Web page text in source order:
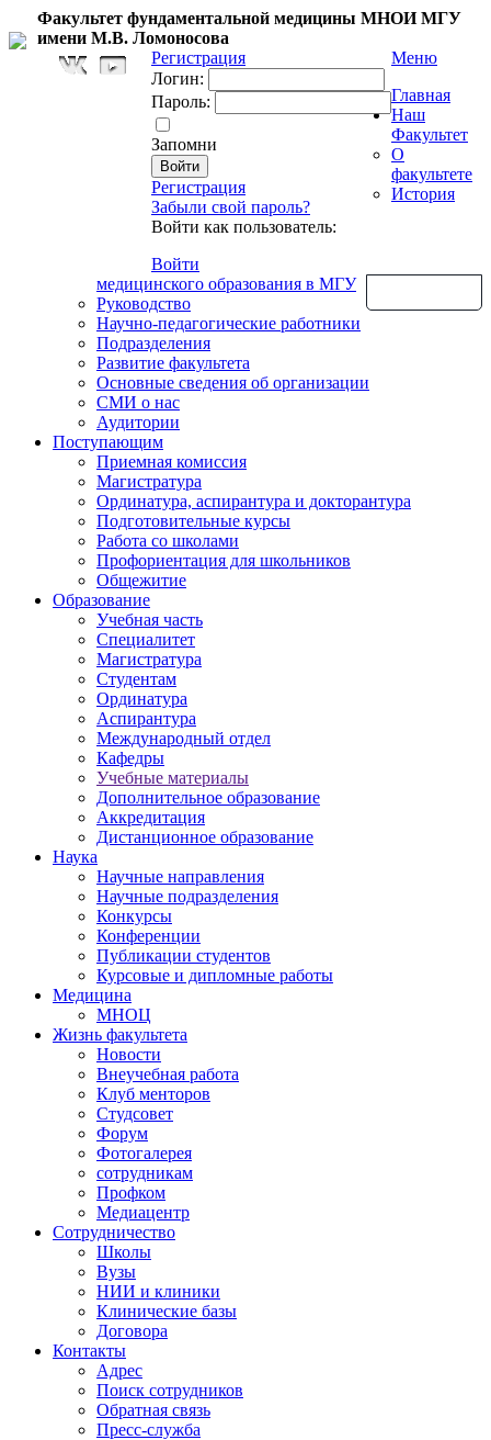
Факультет фундаментальной медицины МНОИ МГУ
имени М.В. Ломоносова
Регистрация
Логин:
Пароль:
Запомни
Регистрация
Забыли свой пароль?
Войти как пользователь:
Войти
Меню
Главная
Наш
Факультет
О
факультете
История
медицинского образования в МГУ
Руководство
Научно-педагогические работники
Подразделения
Развитие факультета
Основные сведения об организации
СМИ о нас
Аудитории
Поступающим
Приемная комиссия
Магистратура
Ординатура, аспирантура и докторантура
Подготовительные курсы
Работа со школами
Профориентация для школьников
Общежитие
Образование
Учебная часть
Специалитет
Магистратура
Студентам
Ординатура
Аспирантура
Международный отдел
Кафедры
Учебные материалы
Дополнительное образование
Аккредитация
Дистанционное образование
Наука
Научные направления
Научные подразделения
Конкурсы
Конференции
Публикации студентов
Курсовые и дипломные работы
Медицина
МНОЦ
Жизнь факультета
Новости
Внеучебная работа
Клуб менторов
Студсовет
Форум
Фотогалерея
сотрудникам
Профком
Медиацентр
Сотрудничество
Школы
Вузы
НИИ и клиники
Клинические базы
Договора
Контакты
Адрес
Поиск сотрудников
Обратная связь
Пресс-служба